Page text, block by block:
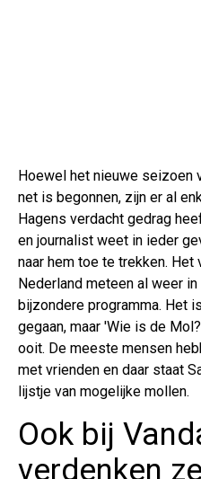
Hoewel het nieuwe seizoen
net is begonnen, zijn er al
Hagens verdacht gedrag
en journalist weet in ieder
naar hem toe te trekken.
Nederland meteen al weer
bijzondere programma. Het
gegaan, maar 'Wie is de
ooit. De meeste mensen
met vrienden en daar staat
lijstje van mogelijke mollen.
Ook bij
verdenken